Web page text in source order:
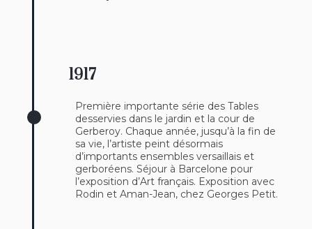
1917
Première importante série des Tables
desservies dans le jardin et la cour de
Gerberoy. Chaque année, jusqu’à la fin de
sa vie, l’artiste peint désormais
d’importants ensembles versaillais et
gerboréens. Séjour à Barcelone pour
l’exposition d’Art français. Exposition avec
Rodin et Aman-Jean, chez Georges Petit.